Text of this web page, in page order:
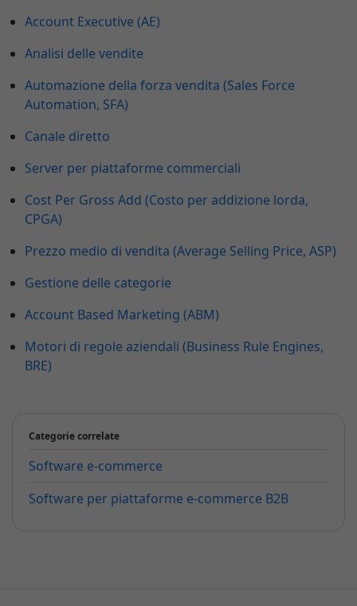
Account Executive (AE)
Analisi delle vendite
Automazione della forza vendita (Sales Force
Automation, SFA)
Canale diretto
Server per piattaforme commerciali
Cost Per Gross Add (Costo per addizione lorda,
CPGA)
Prezzo medio di vendita (Average Selling Price, ASP)
Gestione delle categorie
Account Based Marketing (ABM)
Motori di regole aziendali (Business Rule Engines,
BRE)
Categorie correlate
Software e-commerce
Software per piattaforme e-commerce B2B